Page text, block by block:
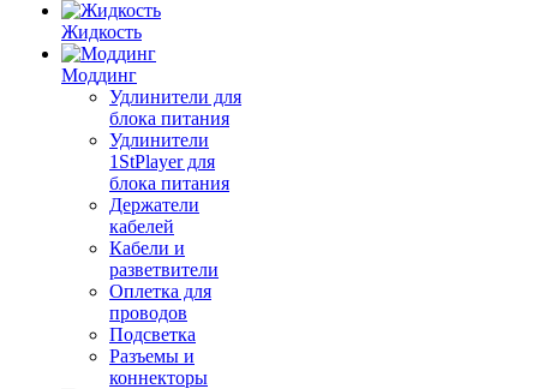
Жидкость
Моддинг
Удлинители для
блока питания
Удлинители
1StPlayer для
блока питания
Держатели
кабелей
Кабели и
разветвители
Оплетка для
проводов
Подсветка
Разъемы и
коннекторы